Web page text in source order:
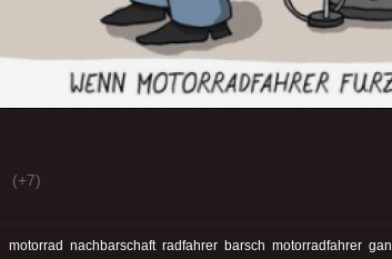
(+7)
motorrad nachbarschaft radfahrer barsch motorradfahrer